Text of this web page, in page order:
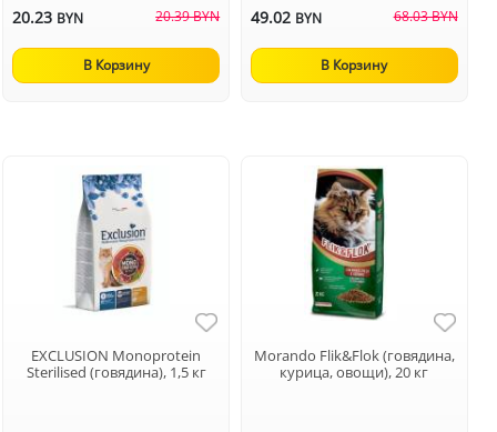
20.23 BYN 20.39 BYN
В Корзину
49.02 BYN 68.03 BYN
В Корзину
EXCLUSION Monoprotein
Sterilised (говядина), 1,5 кг
Morando Flik&Flok (говядина,
курица, овощи), 20 кг